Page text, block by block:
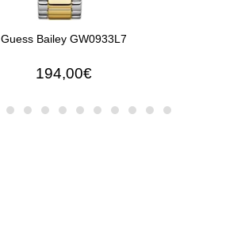
Guess Bailey GW0933L7
194,00€